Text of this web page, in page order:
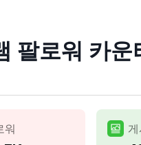
팔로워 카운
워